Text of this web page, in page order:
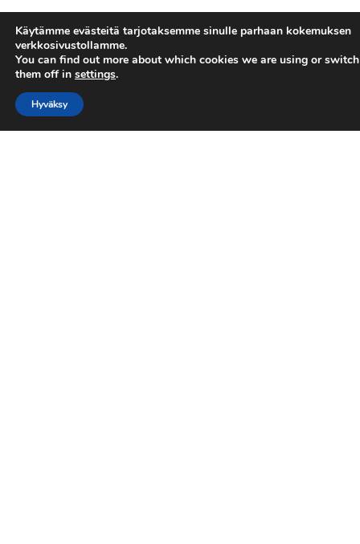
Käytämme evästeitä tarjotaksemme sinulle parhaan kokemuksen
verkkosivustollamme.
You can find out more about which cookies we are using or switch
them off in settings.
Hyväksy